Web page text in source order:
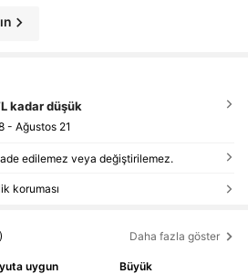
kadar düşük
- Ağustos 21
edilemez veya değiştirilemez.
koruması
Daha fazla göster
uygun
Büyük